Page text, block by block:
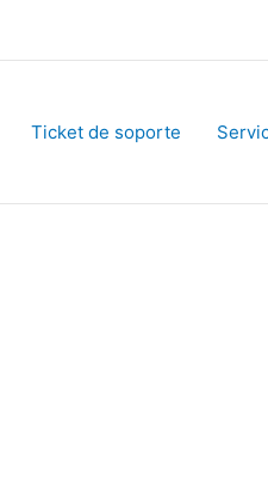
Ticket de soporte